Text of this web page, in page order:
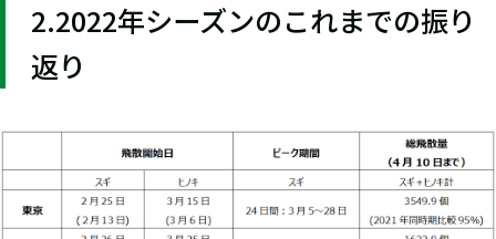
2.2022年シーズンのこれまでの振り
返り